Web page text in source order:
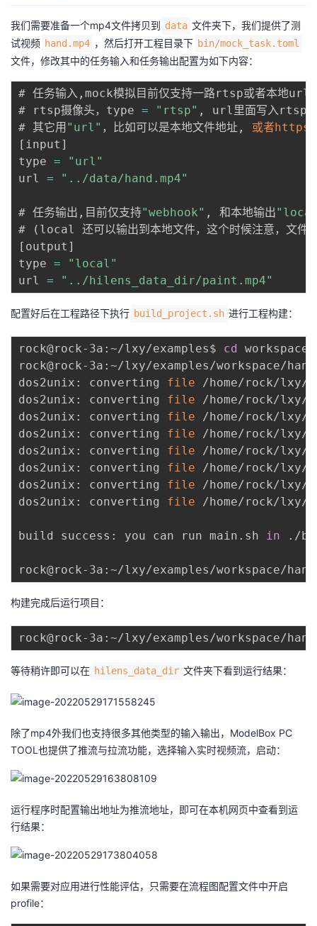
我们需要准备一个mp4文件拷贝到 data 文件夹下，我们提供了测
试视频 hand.mp4 ，然后打开工程目录下 bin/mock_task.toml
文件，修改其中的任务输入和任务输出配置为如下内容：
# 任务输入 , mock模拟目前仅支持一路rtsp或者本地url
# rtsp摄像头，type = "rtsp" ,
url里面写入rtsp
# 其它用 "url" ，比如可以是本地文件地址 ,
或者
[ input ]
type =
"url"
url = "../data/hand.mp4"
# 任务输出 , 目前仅支持"webhook" , 和本地输出
#
( local 还可以输出到本地文件，这个时候注意，文件
[ output ]
type =
"local"
url = "../hilens_data_dir/paint.mp4"
配置好后在工程路径下执行 build_project.sh 进行工程构建：
rock@rock-3a:~/lxy/examples$ cd
rock@rock-3a:~/lxy/examples/workspace/
dos2unix: converting file /home/rock/lxy/
dos2unix: converting file /home/rock/lxy/
dos2unix: converting file /home/rock/lxy/
dos2unix: converting file /home/rock/lxy/
dos2unix: converting file /home/rock/lxy/
dos2unix: converting file /home/rock/lxy/
dos2unix: converting file /home/rock/lxy/
dos2unix: converting file /home/rock/lxy/
build success: you can run main.sh in ./
构建完成后运行项目：
等待稍许即可以在 hilens_data_dir 文件夹下看到运行结果：
除了mp4外我们也支持很多其他类型的输入输出，ModelBox PC
TOOL也提供了推流与拉流功能，选择输入实时视频流，启动：
运行程序时配置输出地址为推流地址，即可在本机网页中查看到运
行结果：
如果需要对应用进行性能评估，只需要在流程图配置文件中开启
profile：